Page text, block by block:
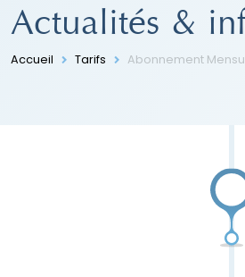
Actualités &
Accueil Tarifs Abonnement